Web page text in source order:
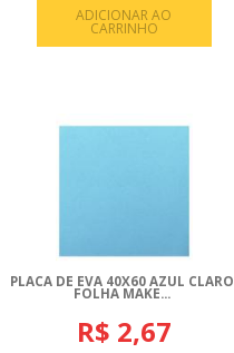
ADICIONAR AO
CARRINHO
PLACA DE EVA 40X60 AZUL CLARO
FOLHA MAKE...
R$ 2,67